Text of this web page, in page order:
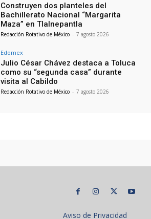
Construyen dos planteles del
Bachillerato Nacional “Margarita
Maza” en Tlalnepantla
Redacción Rotativo de México - 7 agosto 2026
Edomex
Julio César Chávez destaca a Toluca
como su “segunda casa” durante
visita al Cabildo
Redacción Rotativo de México - 7 agosto 2026
Aviso de Privacidad